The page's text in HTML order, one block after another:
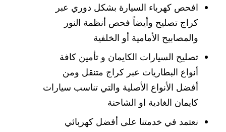
افحص كهرباء السيارة بشكل دوري عبر
كراج تصليح وأيضاً فحص أنظمة النور
والمصابيح الأمامية أو الخلفية
تصليح السيارات الكايمان و تأمين كافة
أنواع البطاريات عبر كراج متنقل ومن
أفضل الأنواع الأصلية والتي تناسب سيارات
كايمان الغادية او الشاحنة
نعتمد في خدمتنا على أفضل كهربائي